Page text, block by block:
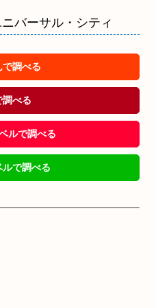
バーサル・シティ
で調べる
べる
ルで調べる
で調べる